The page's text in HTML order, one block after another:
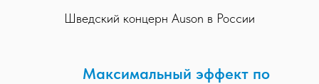
Шведский концерн Auson в России
Максимальный эффект по